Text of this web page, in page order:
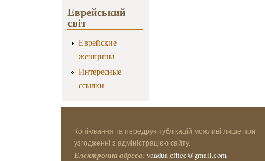
Еврейський
світ
Еврейские
женщины
Интересные
ссылки
Копіювання та передрук публікацій можливі лише при
узгодженні з адміністрацією сайту.
Електронна адреса: vaadua.office@gmail.com